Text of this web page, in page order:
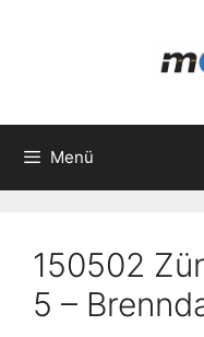
Menü
150502
5 –